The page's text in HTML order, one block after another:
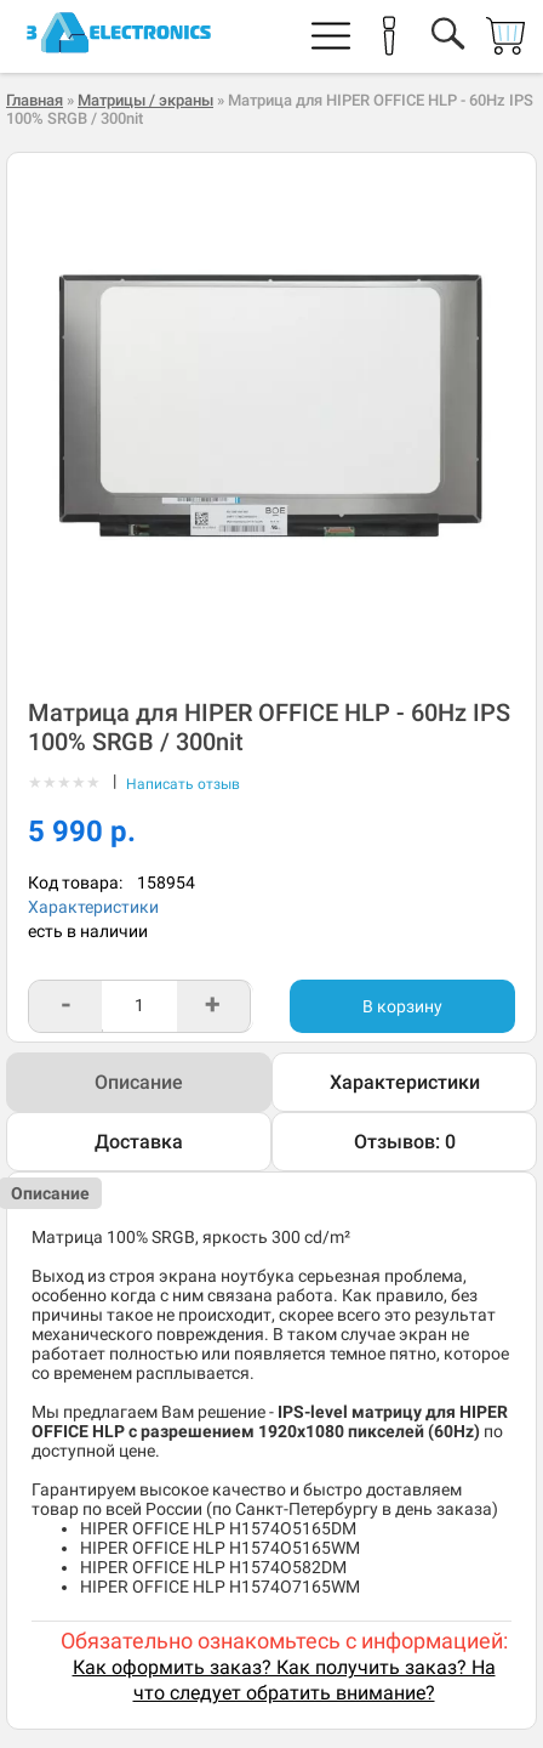
Главная » Матрицы / экраны » Матрица для HIPER OFFICE HLP - 60Hz IPS
100% SRGB / 300nit
Матрица для HIPER OFFICE HLP - 60Hz IPS
100% SRGB / 300nit
★ ★ ★ ★ ★ | Написать отзыв
5 990 р.
Код товара: 158954
Характеристики
есть в наличии
- + В корзину
Описание Характеристики
Доставка Отзывов: 0
Описание
Матрица 100% SRGB, яркость 300 cd/m²
Выход из строя экрана ноутбука серьезная проблема,
особенно когда с ним связана работа. Как правило, без
причины такое не происходит, скорее всего это результат
механического повреждения. В таком случае экран не
работает полностью или появляется темное пятно, которое
со временем расплывается.
Мы предлагаем Вам решение - IPS-level матрицу для HIPER
OFFICE HLP c разрешением 1920x1080 пикселей (60Hz) по
доступной цене.
Гарантируем высокое качество и быстро доставляем
товар по всей России (по Санкт-Петербургу в день заказа)
HIPER OFFICE HLP H1574O5165DM
HIPER OFFICE HLP H1574O5165WM
HIPER OFFICE HLP H1574O582DM
HIPER OFFICE HLP H1574O7165WM
Обязательно ознакомьтесь с информацией:
Как оформить заказ? Как получить заказ? На
что следует обратить внимание?